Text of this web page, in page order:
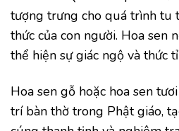
tượng trưng cho quá trình tu
thức của con người. Hoa sen
thể hiện sự giác ngộ và thức
Hoa sen gỗ hoặc hoa sen
trí bàn thờ trong Phật giáo,